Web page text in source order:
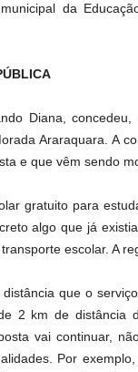
da
Diana,
Araraquara. A
e que vêm sendo
gratuito para
algo que já
escolar. A
que o
2 km de distância
vai continuar,
Por